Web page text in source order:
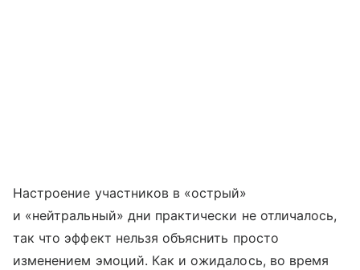
Настроение участников в «острый»
и «нейтральный» дни практически не отличалось,
так что эффект нельзя объяснить просто
изменением эмоций. Как и ожидалось, во время